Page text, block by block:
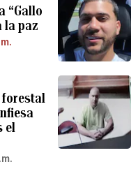
“Gallo
la paz
el